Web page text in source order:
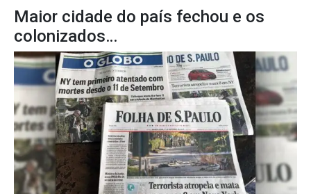
Maior cidade do país fechou e os
colonizados…